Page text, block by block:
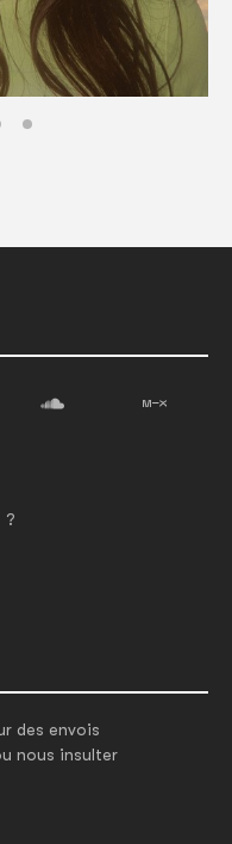
?
des envois
nous insulter